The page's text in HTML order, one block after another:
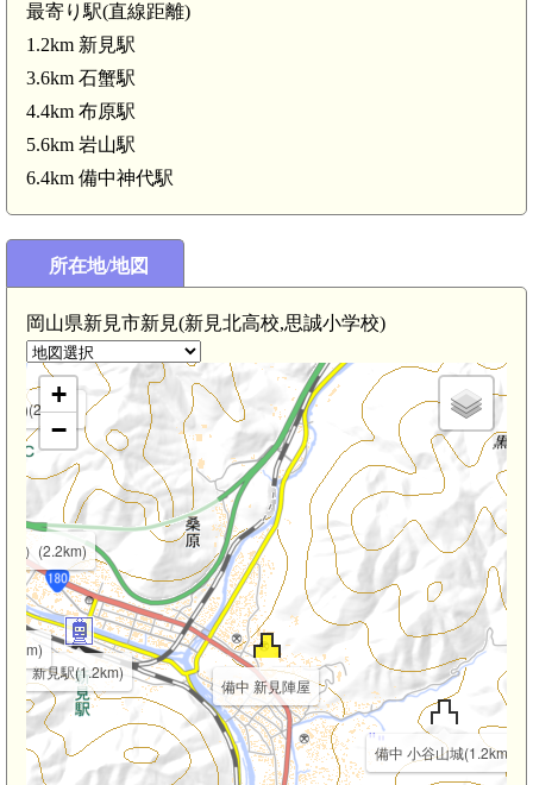
最寄り駅(直線距離)
1.2km 新見駅
3.6km 石蟹駅
4.4km 布原駅
5.6km 岩山駅
6.4km 備中神代駅
所在地/地図
岡山県新見市新見(新見北高校,思誠小学校)
新見駅(1.2km)
岩）(2.2km)
備中 新見陣屋
備中 小谷山城(1.2km)
市)(2.6km)
+
−